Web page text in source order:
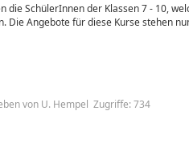
die SchülerInnen der Klassen 7 - 10,
Die Angebote für diese Kurse stehen
von U. Hempel Zugriffe: 734